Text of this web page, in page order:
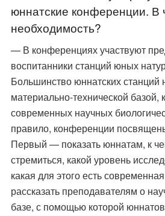
юннатские конференции. В
необходимость?
— В конференциях участвуют
воспитанники станций юных
Большинство юннатских станций
материально-технической базой,
современных научных
правило, конференции
Первый — показать юннатам, к
стремиться, какой уровень
какая для этого есть
рассказать преподавателям о
базе, с помощью которой